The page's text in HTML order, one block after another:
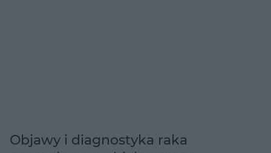
Objawy i diagnostyka raka